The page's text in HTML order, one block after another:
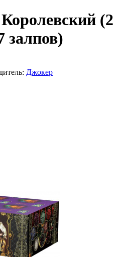
(2
залпов)
Джокер